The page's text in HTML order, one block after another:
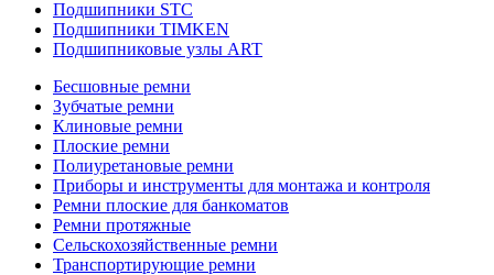
Подшипники STC
Подшипники TIMKEN
Подшипниковые узлы ART
Бесшовные ремни
Зубчатые ремни
Клиновые ремни
Плоские ремни
Полиуретановые ремни
Приборы и инструменты для монтажа и контроля
Ремни плоские для банкоматов
Ремни протяжные
Сельскохозяйственные ремни
Транспортирующие ремни